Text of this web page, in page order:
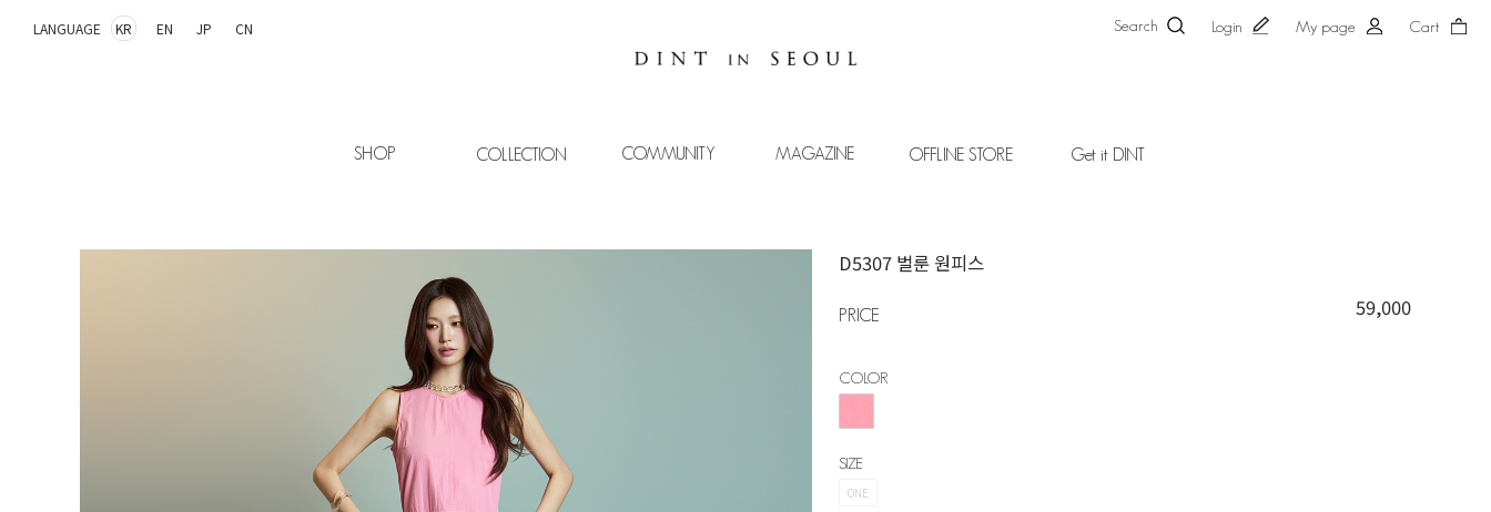
LANGUAGE KR EN JP CN Search Login My page Cart
SHOP COLLECTION COMMUNITY MAGAZINE OFFLINE STORE Get it DINT
D5307 벌룬 원피스
PRICE 59,000
COLOR
SIZE
ONE